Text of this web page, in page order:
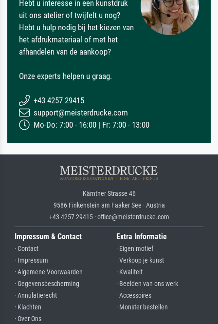
Hebt u interesse in een kunstdruk
uit ons atelier of twijfelt u nog?
Hebt u hulp nodig bij het kiezen van
het afdrukmateriaal of met het
afhandelen van de aankoop?
Onze experts helpen u graag.
+43 4257 29415
support@meisterdrucke.com
Mo-Do: 7:00 - 16:00 | Fr: 7:00 - 13:00
Kärntner Strasse 46
9586 Finkenstein am Faaker See · Austria
+43 4257 29415 · office@meisterdrucke.com
Impressum & Contact
· Contact
· Impressum
· Algemene Voorwaarden
· Gegevensbescherming
· Annulatierecht
· Klachten
· Over Ons
Extra Informatie
· Eigen motief
· Verkoop je kunst
· Kwaliteit
· Beelden van ons werk
· Accessoires
· Monster bestellen